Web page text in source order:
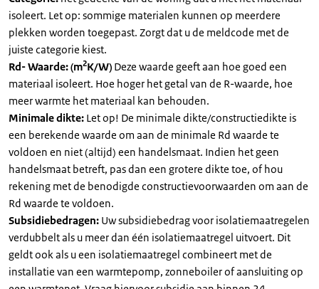
isoleert. Let op: sommige materialen kunnen op meerdere
plekken worden toegepast. Zorgt dat u de meldcode met de
juiste categorie kiest.
Rd- Waarde: (m2K/W) Deze waarde geeft aan hoe goed een
materiaal isoleert. Hoe hoger het getal van de R-waarde, hoe
meer warmte het materiaal kan behouden.
Minimale dikte: Let op! De minimale dikte/constructiedikte is
een berekende waarde om aan de minimale Rd waarde te
voldoen en niet (altijd) een handelsmaat. Indien het geen
handelsmaat betreft, pas dan een grotere dikte toe, of hou
rekening met de benodigde constructievoorwaarden om aan de
Rd waarde te voldoen.
Subsidiebedragen: Uw subsidiebedrag voor isolatiemaatregelen
verdubbelt als u meer dan één isolatiemaatregel uitvoert. Dit
geldt ook als u een isolatiemaatregel combineert met de
installatie van een warmtepomp, zonneboiler of aansluiting op